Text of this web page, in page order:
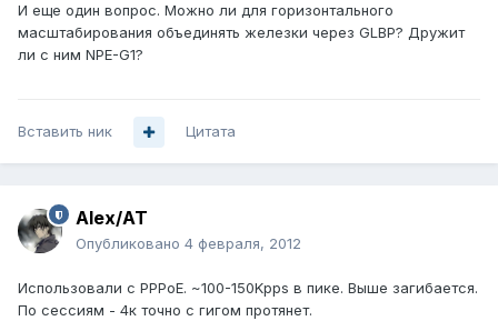
И еще один вопрос. Можно ли для горизонтального
масштабирования объединять железки через GLBP? Дружит
ли с ним NPE-G1?
Вставить ник Цитата
Alex/AT
Опубликовано 4 февраля, 2012
Использовали с PPPoE. ~100-150Kpps в пике. Выше загибается.
По сессиям - 4к точно с гигом протянет.